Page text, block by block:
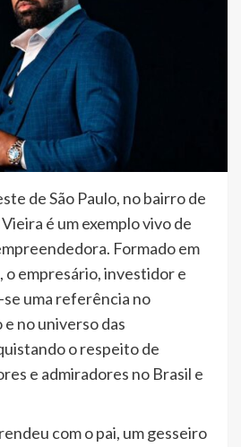
de São Paulo, no bairro de
é um exemplo vivo de
Formado em
o empresário, investidor e
uma referência no
no universo das
o respeito de
e admiradores no Brasil e
com o pai, um gesseiro